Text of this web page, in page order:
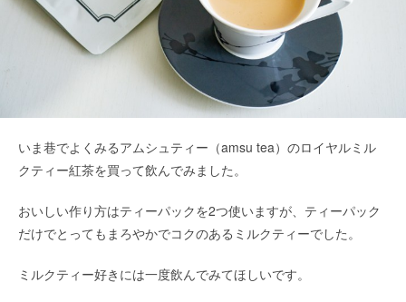
いま巷でよくみるアムシュティー（amsu tea）のロイヤルミル
クティー紅茶を買って飲んでみました。
おいしい作り方はティーパックを2つ使いますが、ティーパック
だけでとってもまろやかでコクのあるミルクティーでした。
ミルクティー好きには一度飲んでみてほしいです。